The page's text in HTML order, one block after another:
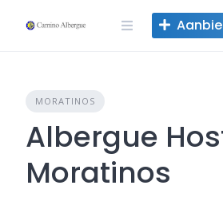
naar
MORATINOS
Albergue
Moratinos